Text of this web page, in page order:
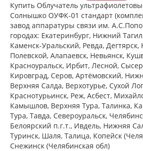
Купить Облучатель
Солнышко ОУФК-01 стандарт
завод аппаратуры связи им.
городах: Екатеринбург, Нижний
Каменск-Уральский, Ревда, Дегтярск,
Полевской, Алапаевск, Невьянск,
Красноуральск, Ирбит, Лесной,
Кировград, Серов, Артёмовский,
Верхняя Салда, Верхотурье, Сухой
Краснотурьинск, Реж, Асбест,
Камышлов, Верхняя Тура, Талинка,
Тура, Тавда, Североуральск,
Белоярский п.г.т., Ивдель, Нижняя
Туринск, Шаля, Талица, Копейск
Снежинск (Челябинская обл)